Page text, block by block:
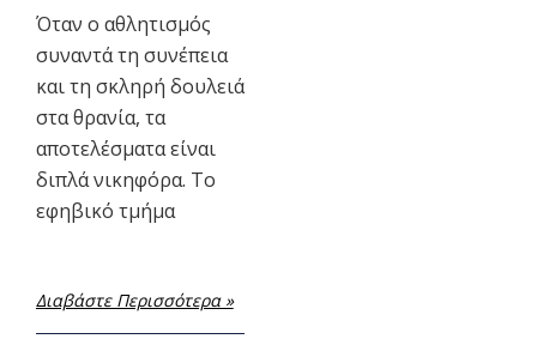
Όταν ο αθλητισμός
συναντά τη συνέπεια
και τη σκληρή δουλειά
στα θρανία, τα
αποτελέσματα είναι
διπλά νικηφόρα. Το
εφηβικό τμήμα
Διαβάστε Περισσότερα »